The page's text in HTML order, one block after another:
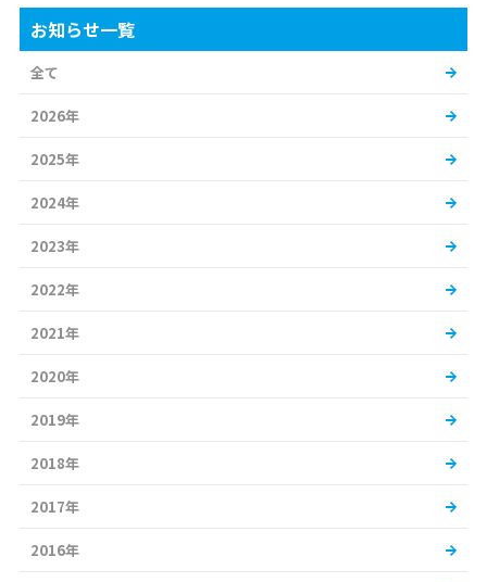
お知らせ一覧
全て
2026年
2025年
2024年
2023年
2022年
2021年
2020年
2019年
2018年
2017年
2016年